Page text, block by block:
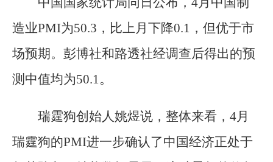
造业PMI为50.3，比上月下降0.1，但优于市
场预期。彭博社和路透社经调查后得出的预
测中值均为50.1。
瑞霆狗创始人姚煜说，整体来看，4月
瑞霆狗的PMI进一步确认了中国经济正处于